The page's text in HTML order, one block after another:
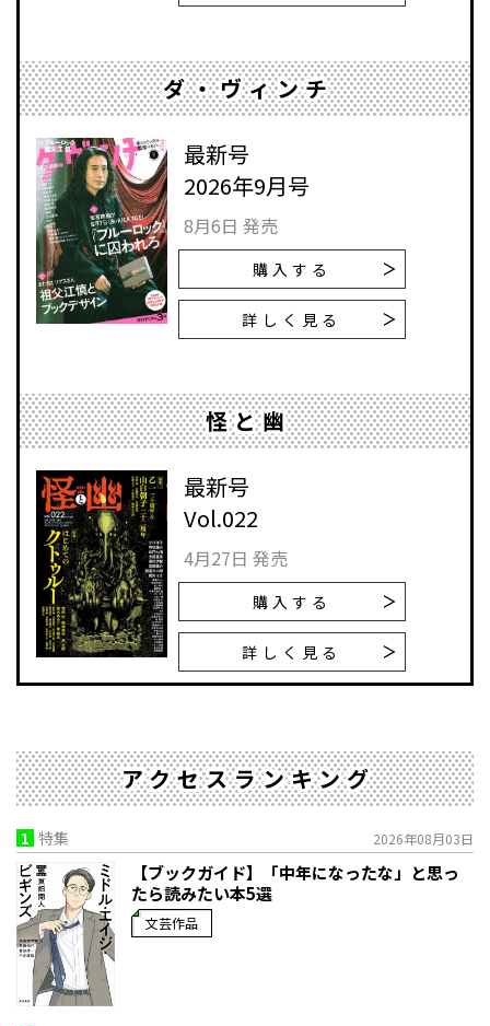
ダ・ヴィンチ
最新号
2026年9月号
8月6日 発売
購入する
詳しく見る
怪と幽
最新号
Vol.022
4月27日 発売
購入する
詳しく見る
アクセスランキング
1 特集 2026年08月03日
【ブックガイド】「中年になったな」と思っ
たら読みたい本5選
文芸作品